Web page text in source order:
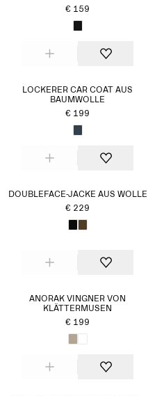
€ 159
LOCKERER CAR COAT AUS
BAUMWOLLE
€ 199
DOUBLEFACE-JACKE AUS WOLLE
€ 229
ANORAK VINGNER VON
KLÄTTERMUSEN
€ 199